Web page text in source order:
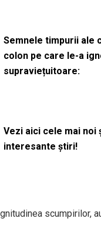
Semnele timpurii ale
colon pe care le-a
supraviețuitoare:
Vezi aici cele mai noi
interesante știri!
scumpirilor,